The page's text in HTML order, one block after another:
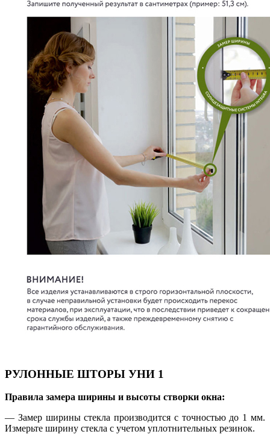
РУЛОННЫЕ ШТОРЫ УНИ 1
Правила замера ширины и высоты створки окна:
— Замер ширины стекла производится с точностью до 1 мм.
Измерьте ширину стекла с учетом уплотнительных резинок.